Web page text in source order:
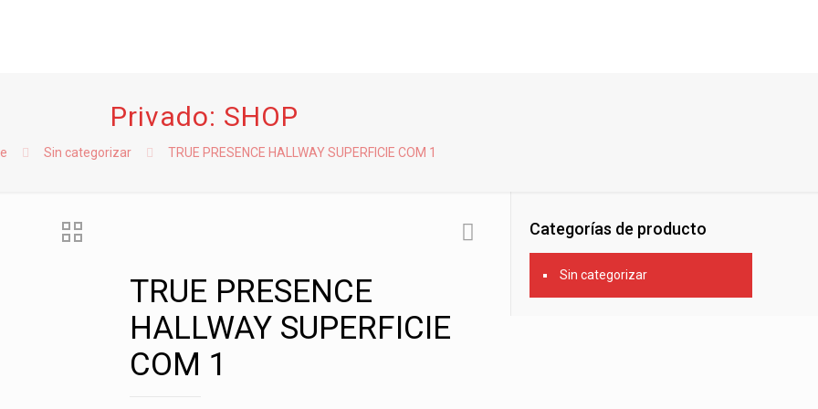
Privado: SHOP
Sin categorizar TRUE PRESENCE HALLWAY SUPERFICIE COM 1
TRUE PRESENCE
HALLWAY SUPERFICIE
COM 1
Categorías de producto
Sin categorizar